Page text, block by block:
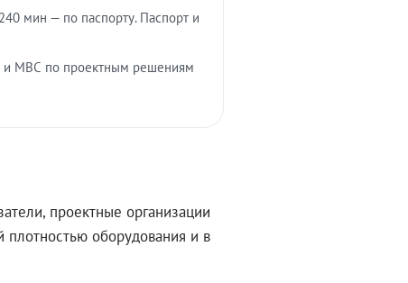
мин — по паспорту. Паспорт и
и МВС по проектным решениям
проектные организации
плотностью оборудования и в